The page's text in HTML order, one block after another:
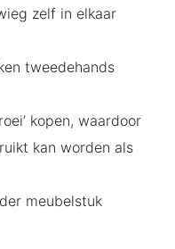
zelf in elkaar
tweedehands
kopen, waardoor
kan worden als
meubelstuk